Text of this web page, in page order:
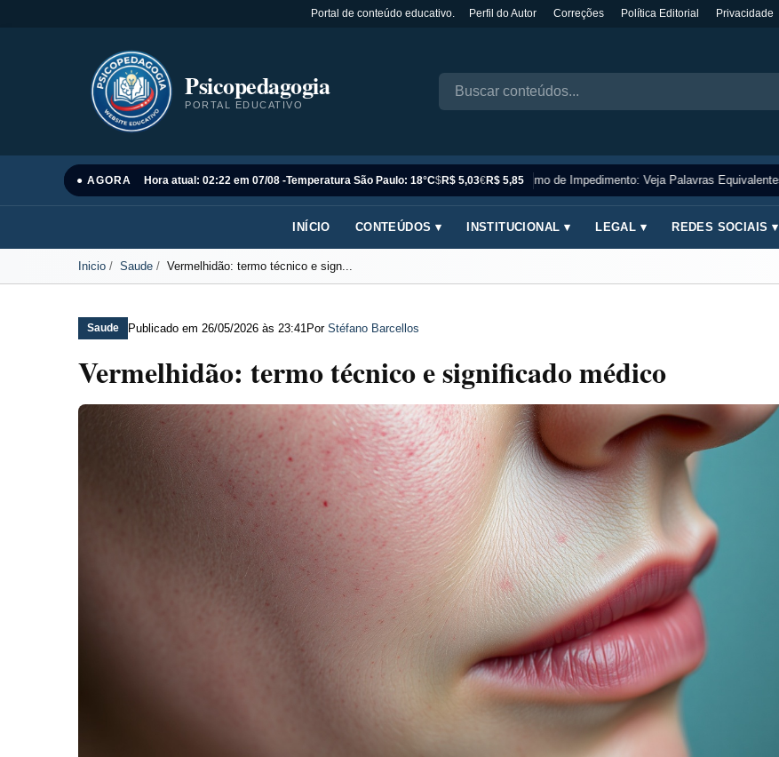
Portal de conteúdo educativo. Perfil do Autor Correções Política Editorial Privacidade
Psicopedagogia
PORTAL EDUCATIVO
● AGORA Hora atual: 02:22 em 07/08 -Temperatura São Paulo: 18°C$R$ 5,03€R$ 5,85
Sinônimo de Impedimento: Veja Palavras Equivalentes
INÍCIO CONTEÚDOS ▾ INSTITUCIONAL ▾ LEGAL ▾ REDES SOCIAIS ▾
Inicio Saude Vermelhidão: termo técnico e sign...
Saude Publicado em 26/05/2026 às 23:41 Por Stéfano Barcellos
Vermelhidão: termo técnico e significado médico